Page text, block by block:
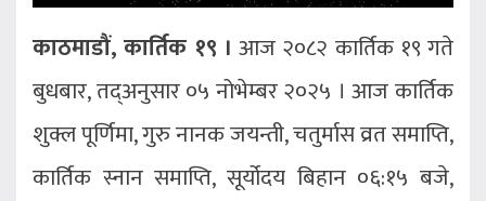
काठमाडौं, कार्तिक १९ । आज २०८२ कार्तिक १९ गते
बुधबार, तद्अनुसार ०५ नोभेम्बर २०२५ । आज कार्तिक
शुक्ल पूर्णिमा, गुरु नानक जयन्ती, चतुर्मास व्रत समाप्ति,
कार्तिक स्नान समाप्ति, सूर्योदय बिहान ०६:१५ बजे,